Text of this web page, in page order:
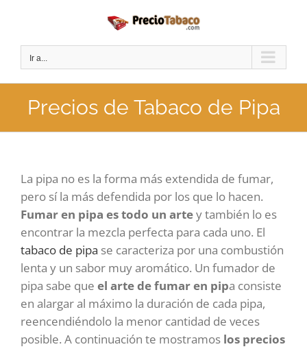
contenido
Ir a...
Precios de Tabaco de Pipa
La pipa no es la forma más extendida de fumar,
pero sí la más defendida por los que lo hacen.
Fumar en pipa es todo un artey también lo es
encontrar la mezcla perfecta para cada uno. El
tabaco de pipa se caracteriza por una combustión
lenta y un sabor muy aromático. Un fumador de
pipa sabe que el arte de fumar en pipa consiste
en alargar al máximo la duración de cada pipa,
reencendiéndolo la menor cantidad de veces
posible. A continuación te mostramos los precios